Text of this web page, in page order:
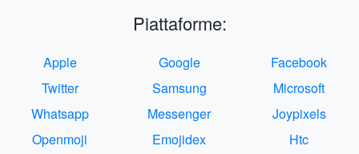
Piattaforme:
Apple Google
Facebook
Twitter
Samsung
Microsoft
Whatsapp
Messenger
Joypixels
Openmoji
Emojidex
Htc